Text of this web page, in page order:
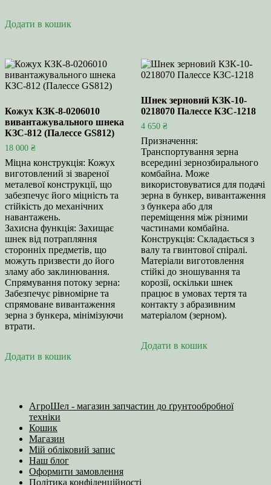
Додати в кошик
Кожух КЗК-8-0206010
вивантажувального шнека
КЗС-812 (Палессе GS812)
18 000 ₴
Міцна конструкція: Кожух
виготовлений зі звареної
металевої конструкції, що
забезпечує його міцність та
стійкість до механічних
навантажень.
Захисна функція: Захищає
шнек від потрапляння
сторонніх предметів, що
можуть призвести до його
зламу або заклинювання.
Спрямування потоку зерна:
Забезпечує рівномірне та
спрямоване вивантаження
зерна з бункера, мінімізуючи
втрати.
Додати в кошик
Шнек зерновий КЗК-10-
0218070 Палессе КЗС-1218
4 650 ₴
Призначення:
Транспортування зерна
всередині зернозбирального
комбайна. Може
використовуватися для подачі
зерна в бункер, вивантаження
з бункера або для
переміщення між різними
частинами комбайна.
Конструкція: Складається з
валу та гвинтової спіралі.
Матеріали виготовлення
стійкі до зношування та
корозії, оскільки шнек
працює в умовах тертя та
контакту з абразивним
матеріалом (зерном).
Додати в кошик
АгроШел - магазин запчастин до ґрунтообробної
техніки
Кошик
Магазин
Мій обліковий запис
Наш блог
Оформити замовлення
Політика конфіденційності